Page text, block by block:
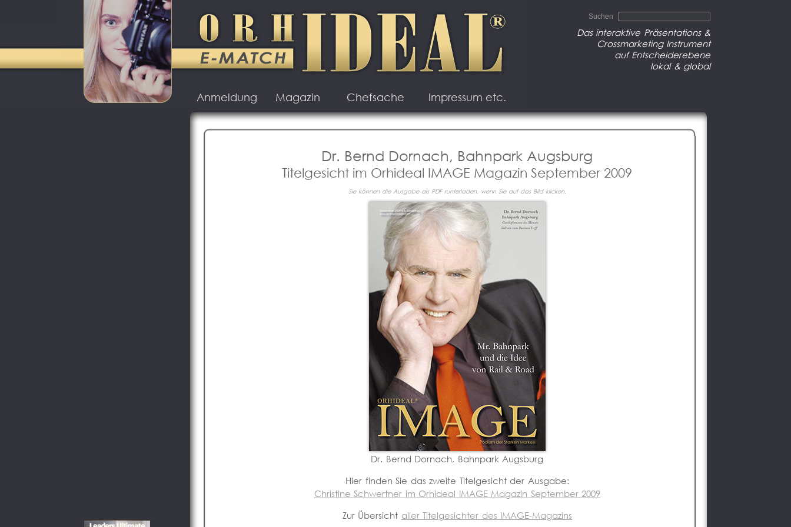
Suchen
Das interaktive Präsentations &
Crossmarketing Instrument
auf Entscheiderebene
lokal & global
Anmeldung Magazin Chefsache Impressum etc.
Dr. Bernd Dornach, Bahnpark Augsburg
Titelgesicht im Orhideal IMAGE Magazin September 2009
Sie können die Ausgabe als PDF runterladen, wenn Sie auf das Bild klicken.
Dr. Bernd Dornach, Bahnpark Augsburg
Hier finden Sie das zweite Titelgesicht der Ausgabe:
Christine Schwertner im Orhideal IMAGE Magazin September 2009
Zur Übersicht aller Titelgesichter des IMAGE-Magazins